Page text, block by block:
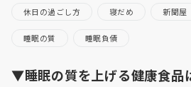
休日の過ごし方 寝だめ 新聞屋
睡眠の質 睡眠負債
▼睡眠の質を上げる健康食品